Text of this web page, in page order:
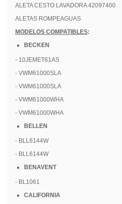
ALETA CESTO LAVADORA 42097400
ALETAS ROMPEAGUAS
MODELOS COMPATIBLES:
BECKEN
- 10JEMET61AS
- VWM61000SLA
- VWM61000SLA
- VWM61000WHA
- VWM61000WHA
BELLEN
- BLL6144W
- BLL6144W
BENAVENT
- BL1061
CALIFORNIA